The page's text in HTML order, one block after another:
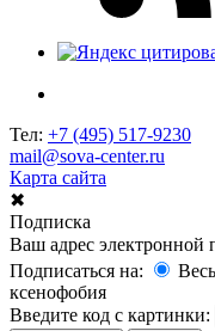
Тел: +7 (495) 517-9230
mail@sova-center.ru
Карта сайта
✖
Подписка
Ваш адрес электронной
Подписаться на:
ксенофобия
Введите код с картинки: